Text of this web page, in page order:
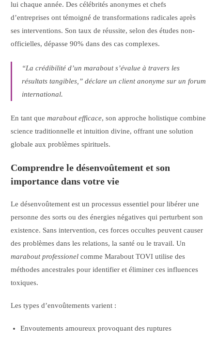
lui chaque année. Des célébrités anonymes et chefs
d’entreprises ont témoigné de transformations radicales après
ses interventions. Son taux de réussite, selon des études non-
officielles, dépasse 90% dans des cas complexes.
“La crédibilité d’un marabout s’évalue à travers les
résultats tangibles,” déclare un client anonyme sur un forum
international.
En tant quemarabout efficace, son approche holistique combine
science traditionnelle et intuition divine, offrant une solution
globale aux problèmes spirituels.
Comprendre le désenvoûtement et son
importance dans votre vie
Le désenvoûtement est un processus essentiel pour libérer une
personne des sorts ou des énergies négatives qui perturbent son
existence. Sans intervention, ces forces occultes peuvent causer
des problèmes dans les relations, la santé ou le travail. Un
marabout professionel comme Marabout TOVI utilise des
méthodes ancestrales pour identifier et éliminer ces influences
toxiques.
Les types d’envoûtements varient :
Envoutements amoureux provoquant des ruptures